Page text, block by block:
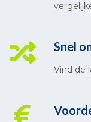
Snel
Vind de